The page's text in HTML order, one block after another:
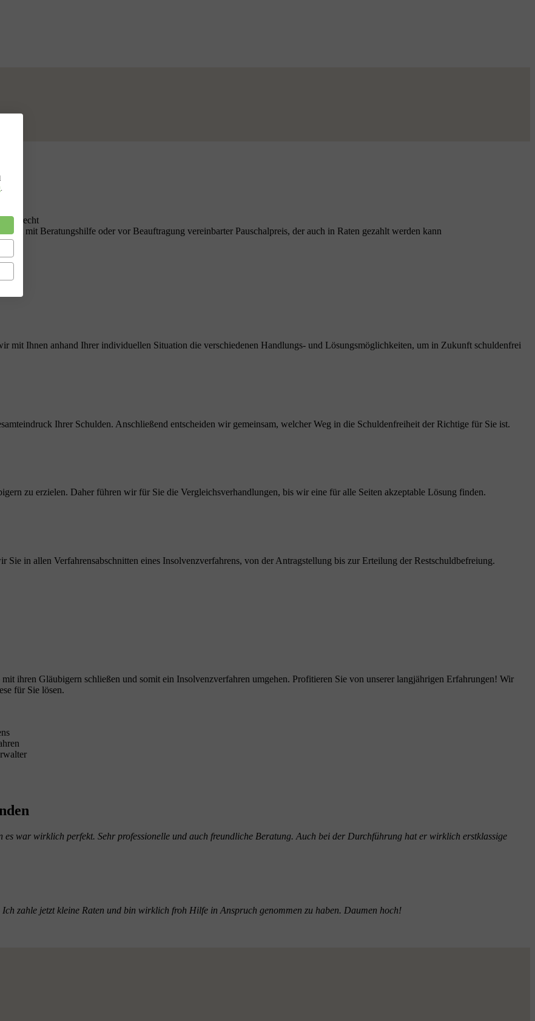
Staat mit Beratungshilfe oder vor Beauftragung vereinbarter Pauschalpreis, der auch in Raten gezahlt werden kann
mit Ihnen anhand Ihrer individuellen Situation die verschiedenen Handlungs- und Lösungsmöglichkeiten, um in Zukunft schuldenfrei
Ihrer Schulden. Anschließend entscheiden wir gemeinsam, welcher Weg in die Schuldenfreiheit der Richtige für Sie ist.
zu erzielen. Daher führen wir für Sie die Vergleichsverhandlungen, bis wir eine für alle Seiten akzeptable Lösung finden.
in allen Verfahrensabschnitten eines Insolvenzverfahrens, von der Antragstellung bis zur Erteilung der Restschuldbefreiung.
ihren Gläubigern schließen und somit ein Insolvenzverfahren umgehen. Profitieren Sie von unserer langjährigen Erfahrungen! Wir
für Sie lösen.
war wirklich perfekt. Sehr professionelle und auch freundliche Beratung. Auch bei der Durchführung hat er wirklich erstklassige
zahle jetzt kleine Raten und bin wirklich froh Hilfe in Anspruch genommen zu haben. Daumen hoch!
.